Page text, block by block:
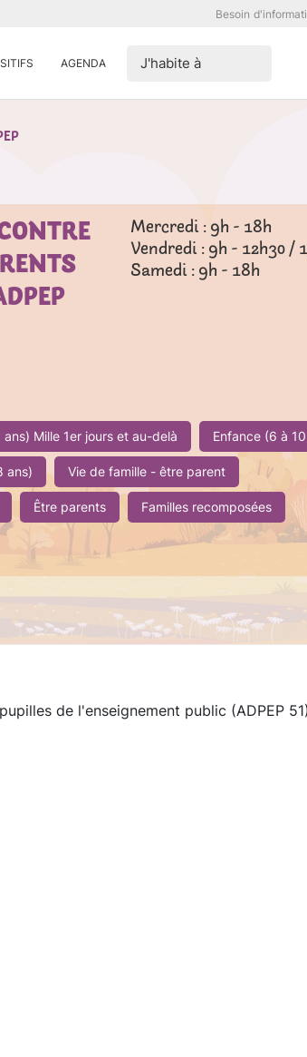
Besoin
AGENDA J'habite à
Mercredi : 9h - 18h
Vendredi : 9h - 12h30 /
Samedi : 9h - 18h
Mille 1er jours et au-delà Enfance (6 à
ans) Vie de famille - être parent
Être parents Familles recomposées
de l'enseignement public (ADPEP 51)